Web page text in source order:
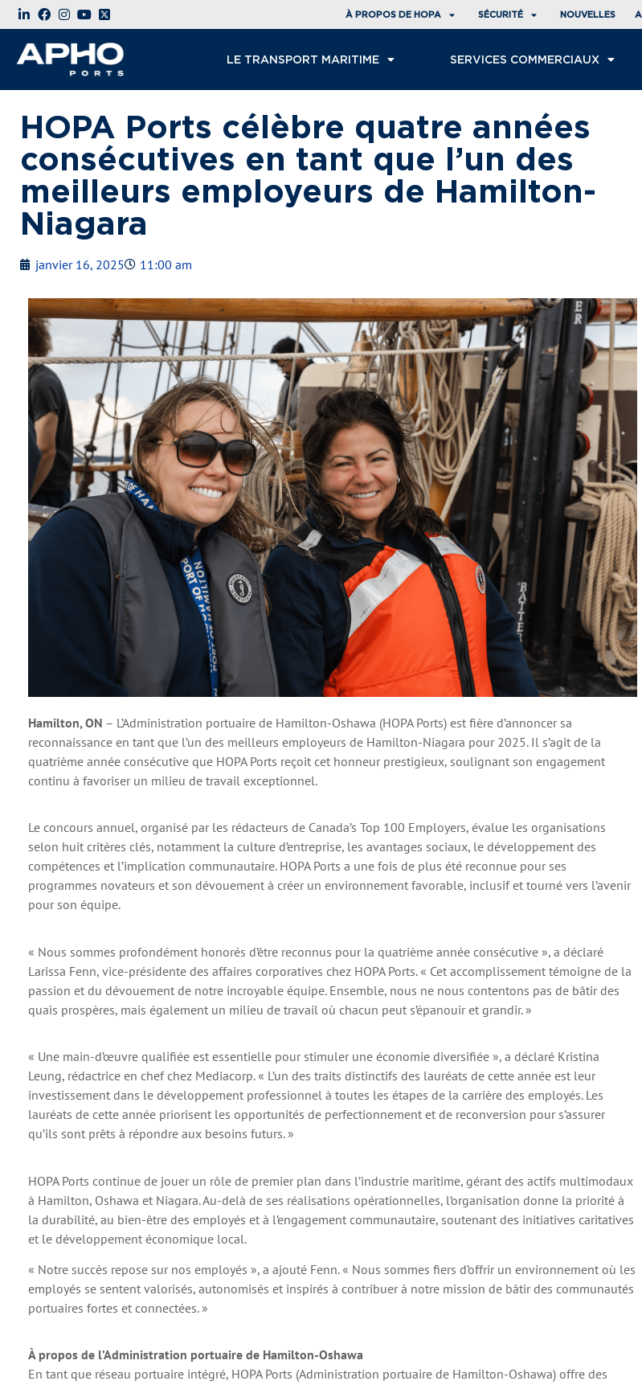
À PROPOS DE HOPA SÉCURITÉ NOUVELLES
LE TRANSPORT MARITIME SERVICES COMMERCIAUX
HOPA Ports célèbre quatre années
consécutives en tant que l’un des
meilleurs employeurs de Hamilton-
Niagara
janvier 16, 2025 11:00 am
Hamilton, ON – L’Administration portuaire de Hamilton-Oshawa (HOPA Ports) est fière d’annoncer sa
reconnaissance en tant que l’un des meilleurs employeurs de Hamilton-Niagara pour 2025. Il s’agit de la
quatrième année consécutive que HOPA Ports reçoit cet honneur prestigieux, soulignant son engagement
continu à favoriser un milieu de travail exceptionnel.
Le concours annuel, organisé par les rédacteurs de Canada’s Top 100 Employers, évalue les organisations
selon huit critères clés, notamment la culture d’entreprise, les avantages sociaux, le développement des
compétences et l’implication communautaire. HOPA Ports a une fois de plus été reconnue pour ses
programmes novateurs et son dévouement à créer un environnement favorable, inclusif et tourné vers l’avenir
pour son équipe.
« Nous sommes profondément honorés d’être reconnus pour la quatrième année consécutive », a déclaré
Larissa Fenn, vice-présidente des affaires corporatives chez HOPA Ports. « Cet accomplissement témoigne de la
passion et du dévouement de notre incroyable équipe. Ensemble, nous ne nous contentons pas de bâtir des
quais prospères, mais également un milieu de travail où chacun peut s’épanouir et grandir. »
« Une main-d’œuvre qualifiée est essentielle pour stimuler une économie diversifiée », a déclaré Kristina
Leung, rédactrice en chef chez Mediacorp. « L’un des traits distinctifs des lauréats de cette année est leur
investissement dans le développement professionnel à toutes les étapes de la carrière des employés. Les
lauréats de cette année priorisent les opportunités de perfectionnement et de reconversion pour s’assurer
qu’ils sont prêts à répondre aux besoins futurs. »
HOPA Ports continue de jouer un rôle de premier plan dans l’industrie maritime, gérant des actifs multimodaux
à Hamilton, Oshawa et Niagara. Au-delà de ses réalisations opérationnelles, l’organisation donne la priorité à
la durabilité, au bien-être des employés et à l’engagement communautaire, soutenant des initiatives caritatives
et le développement économique local.
« Notre succès repose sur nos employés », a ajouté Fenn. « Nous sommes fiers d’offrir un environnement où les
employés se sentent valorisés, autonomisés et inspirés à contribuer à notre mission de bâtir des communautés
portuaires fortes et connectées. »
À propos de l’Administration portuaire de Hamilton-Oshawa
En tant que réseau portuaire intégré, HOPA Ports (Administration portuaire de Hamilton-Oshawa) offre des